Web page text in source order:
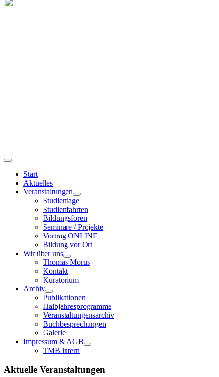
Start
Aktuelles
Veranstaltungen
Studientage
Studienfahrten
Bildungsforen
Seminare / Projekte
Vortrag ONLINE
Bildung vor Ort
Wir über uns
Thomas Morus
Kontakt
Kuratorium
Archiv
Publikationen
Halbjahresprogramme
Veranstaltungensarchiv
Buchbesprechungen
Galerie
Impressum & AGB
TMB intern
Aktuelle Veranstaltungen